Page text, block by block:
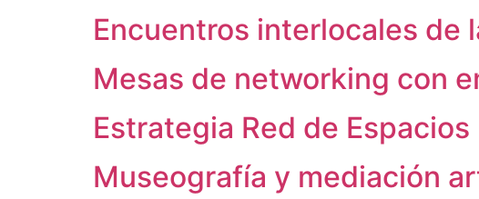
Encuentros interlocales de
Mesas de networking con
Estrategia Red de
Museografía y mediación